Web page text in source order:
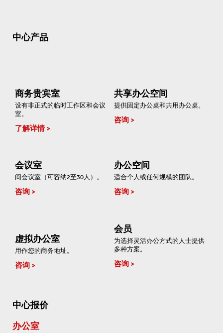
中心产品
商务贵宾室
设有非正式的临时工作区和会议
室。
了解详情
共享办公空间
提供固定办公桌和共用办公桌。
咨询
会议室
间会议室（可容纳2至30人）。
咨询
办公空间
适合个人或任何规模的团队。
咨询
虚拟办公室
用作您的商务地址。
咨询
会员
为选择灵活办公方式的人士提供
多种方案。
咨询
中心报价
办公室